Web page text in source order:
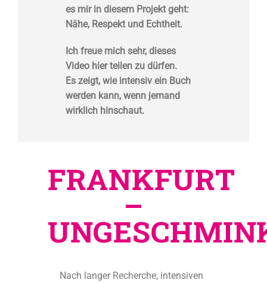
es mir in diesem Projekt geht:
Nähe, Respekt und Echtheit.
Ich freue mich sehr, dieses
Video hier teilen zu dürfen.
Es zeigt, wie intensiv ein Buch
werden kann, wenn jemand
wirklich hinschaut.
FRANKFURT
–
Nach langer Recherche, intensiven